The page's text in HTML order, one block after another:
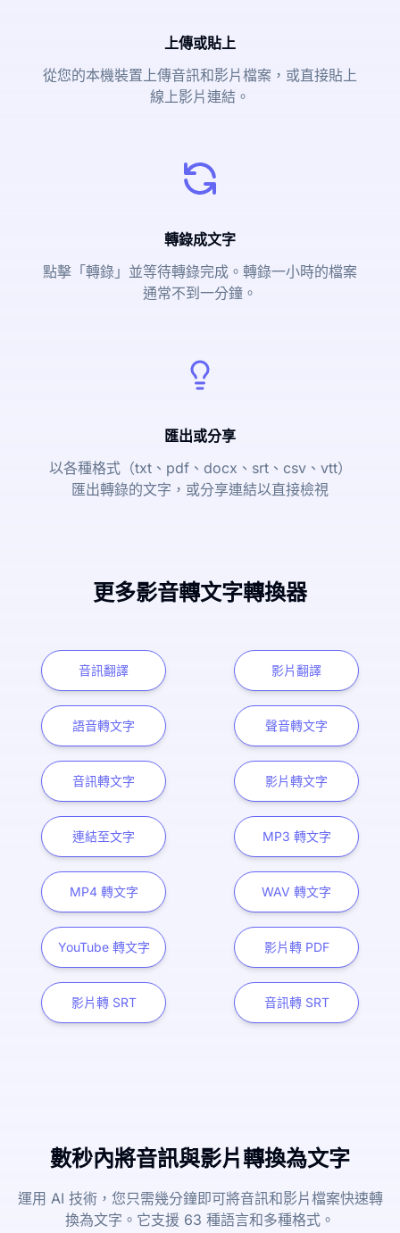
上傳或貼上
從您的本機裝置上傳音訊和影片檔案，或直接貼上
線上影片連結。
轉錄成文字
點擊「轉錄」並等待轉錄完成。轉錄一小時的檔案
通常不到一分鐘。
匯出或分享
以各種格式（txt、pdf、docx、srt、csv、vtt）
匯出轉錄的文字，或分享連結以直接檢視
更多影音轉文字轉換器
音訊翻譯 影片翻譯
語音轉文字 聲音轉文字
音訊轉文字 影片轉文字
連結至文字 MP3 轉文字
MP4 轉文字 WAV 轉文字
YouTube 轉文字 影片轉 PDF
影片轉 SRT 音訊轉 SRT
數秒內將音訊與影片轉換為文字
運用 AI 技術，您只需幾分鐘即可將音訊和影片檔案快速轉
換為文字。它支援 63 種語言和多種格式。